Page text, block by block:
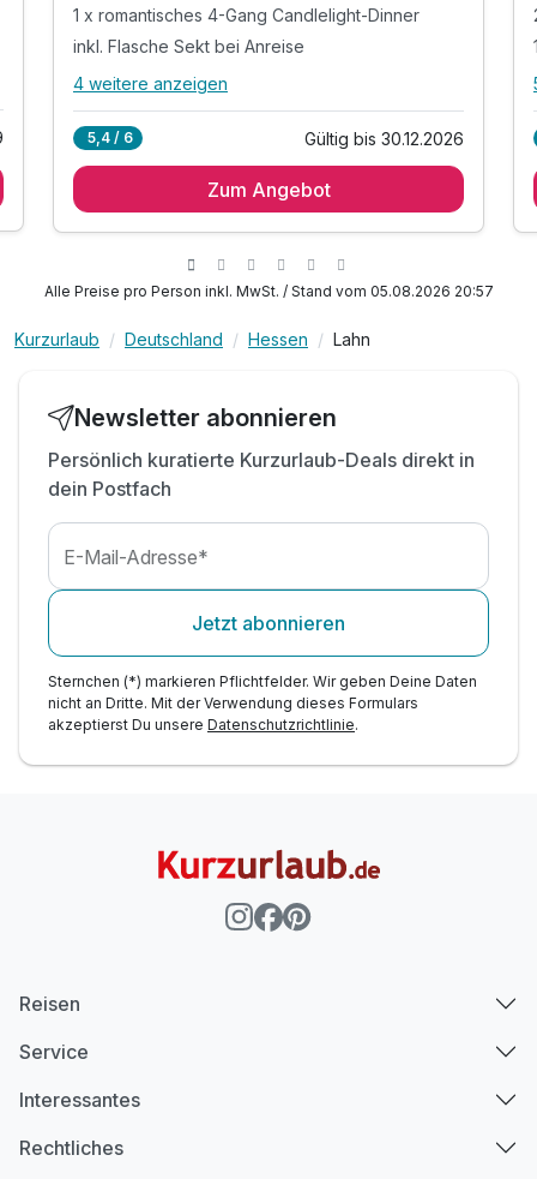
Ausstattung
Zusatznächte
Für 2 Tage 177,50 €
1 x romantisches 4-Gang Candlelight-Dinner
inkl. Flasche Sekt bei Anreise
Alle Inklusivleistungen
2 x reichhaltiges Frühstück vom Buffet
inkl. Flasche Selters auf dem Zimmer bei Anreise
inkl. Spätabreise auf Anfrage und Verfügbarkeit
4 weitere anzeigen
5,4 / 6 Gültig bis 30.12.2026
Zum Angebot
Alle Preise pro Person inkl. MwSt. / Stand vom 05.08.2026 20:57
Kurzurlaub Deutschland Hessen Lahn
Newsletter abonnieren
Persönlich kuratierte Kurzurlaub-Deals direkt in
dein Postfach
E-Mail-Adresse*
Jetzt abonnieren
Sternchen (*) markieren Pflichtfelder. Wir geben Deine Daten
nicht an Dritte. Mit der Verwendung dieses Formulars
akzeptierst Du unsere Datenschutzrichtlinie.
Reisen
Service
Interessantes
Rechtliches